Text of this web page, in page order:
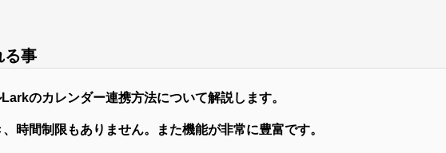
る事
のカレンダー連携方法について解説します。
時間制限もありません。また機能が非常に豊富です。